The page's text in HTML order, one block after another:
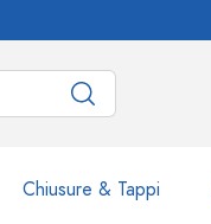
Chiusure & Tappi